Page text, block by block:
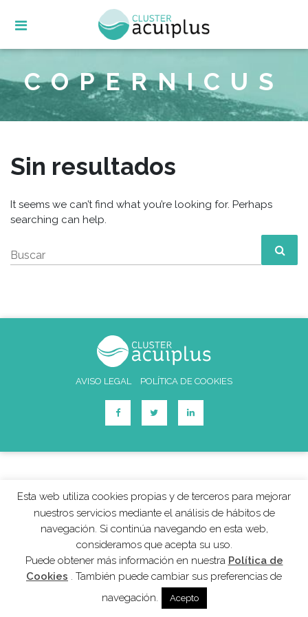
COPERNICUS
Sin resultados
It seems we can’t find what you’re looking for. Perhaps
searching can help.
Buscar
AVISO LEGAL POLÍTICA DE COOKIES
Esta web utiliza cookies propias y de terceros para mejorar
nuestros servicios mediante el análisis de hábitos de
navegación. Si continúa navegando en esta web,
consideramos que acepta su uso.
Puede obtener más información en nuestra Política de
Cookies . También puede cambiar sus preferencias de
navegación.
Acepto